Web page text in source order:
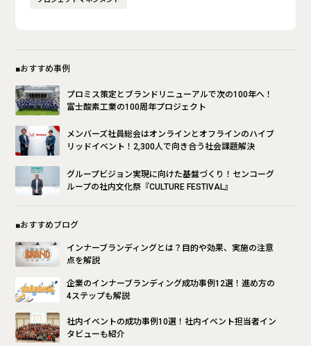
■おすすめ事例
プロミス策定とブランドリニューアルで次の100年へ！
富士酸素工業の100周年プロジェクト
メンバーズ社員総会はオンラインとオフラインのハイブ
リッドイベント！2,300人で向き合う社会課題解決
グループビジョン実現に向けた基盤づくり！センコーグ
ループの社内文化祭『CULTURE FESTIVAL』
■おすすめブログ
インナーブランディングとは？目的や効果、実施の注意
点を解説
企業のインナーブランディング成功事例12選！進め方の
4ステップも解説
社内イベントの成功事例10選！社内イベント担当者イン
タビューも紹介